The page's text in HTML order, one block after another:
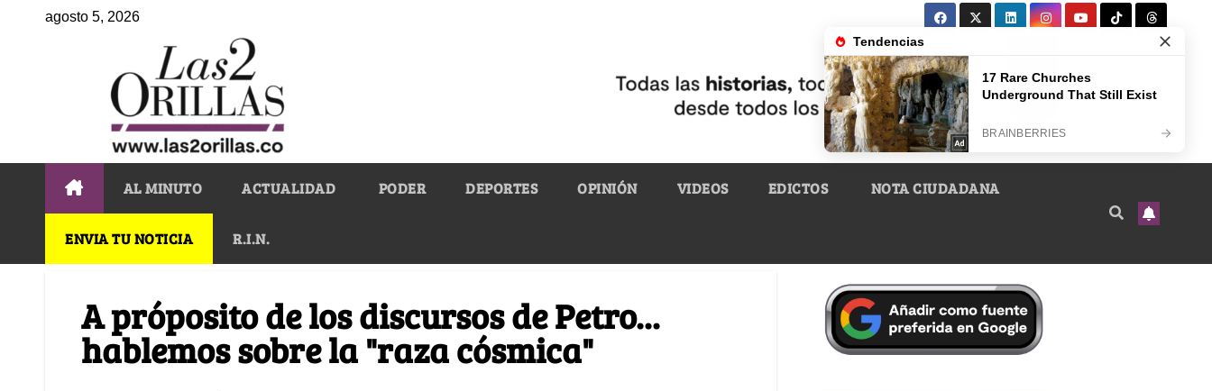
agosto 5, 2026
AL MINUTO ACTUALIDAD PODER DEPORTES OPINIÓN VIDEOS EDICTOS NOTA CIUDADANA
ENVIA TU NOTICIA R.I.N.
A próposito de los discursos de Petro...
hablemos sobre la "raza cósmica"